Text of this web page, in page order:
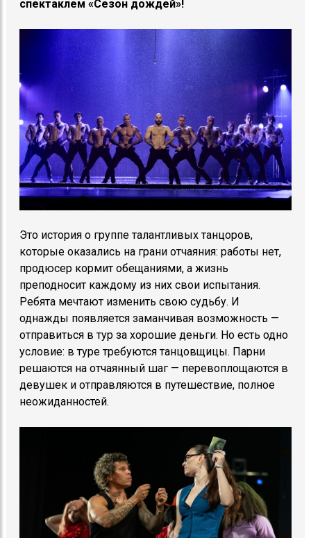
спектаклем «Сезон дождей»!
Это история о группе талантливых танцоров,
которые оказались на грани отчаяния: работы нет,
продюсер кормит обещаниями, а жизнь
преподносит каждому из них свои испытания.
Ребята мечтают изменить свою судьбу. И
однажды появляется заманчивая возможность —
отправиться в тур за хорошие деньги. Но есть одно
условие: в туре требуются танцовщицы. Парни
решаются на отчаянный шаг — перевоплощаются в
девушек и отправляются в путешествие, полное
неожиданностей.